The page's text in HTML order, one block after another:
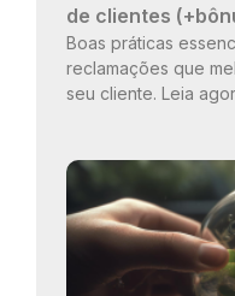
de clientes
Boas práticas
reclamações que
seu cliente. Leia